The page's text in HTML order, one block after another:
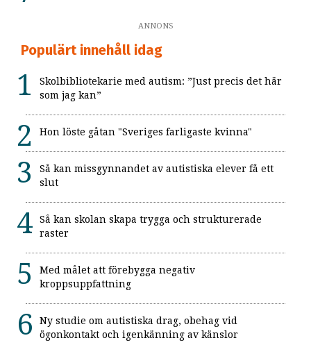
ANNONS
Populärt innehåll idag
Skolbibliotekarie med autism: ”Just precis det här
som jag kan”
Hon löste gåtan "Sveriges farligaste kvinna"
Så kan missgynnandet av autistiska elever få ett
slut
Så kan skolan skapa trygga och strukturerade
raster
Med målet att förebygga negativ
kroppsuppfattning
Ny studie om autistiska drag, obehag vid
ögonkontakt och igenkänning av känslor